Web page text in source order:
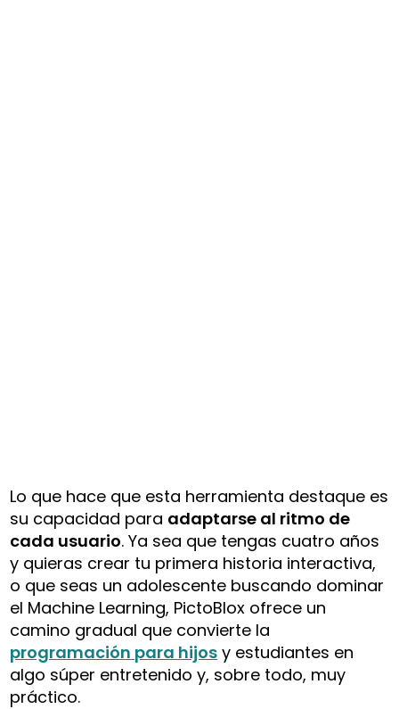
Lo que hace que esta herramienta destaque es
su capacidad para adaptarse al ritmo de
cada usuario. Ya sea que tengas cuatro años
y quieras crear tu primera historia interactiva,
o que seas un adolescente buscando dominar
el Machine Learning, PictoBlox ofrece un
camino gradual que convierte la
programación para hijos y estudiantes en
algo súper entretenido y, sobre todo, muy
práctico.